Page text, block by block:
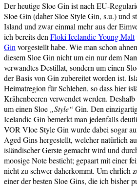
Der heutige Sloe Gin ist nach EU-
Sloe Gin (daher Sloe Style Gin, s.u.) und
Island und zwar einmal mehr aus der
ich bereits denFloki Icelandic Young Malt
Ginvorgestellt habe. Wie man schon
diesem Sloe Gin nicht um ein nur dem
verwandtes Destillat, sondern um einen
der Basis von Gin zubereitet worden ist.
Heimatregion für Schlehen, so dass hier
Krähenbeeren verwendet werden.
um einen Sloe „Style“ Gin. Den
Icelandic Gin bemerkt man jedenfalls
VOR Vloe Style Gin wurde dabei sogar
Aged Gins hergestellt, welcher natürlich
isländischer Gerste gemacht wird und
moosige Note besticht; gepaart mit einer
nicht zu schwer daherkommt. Um ehrlich
einer der besten Sloe Gins, die ich bisher